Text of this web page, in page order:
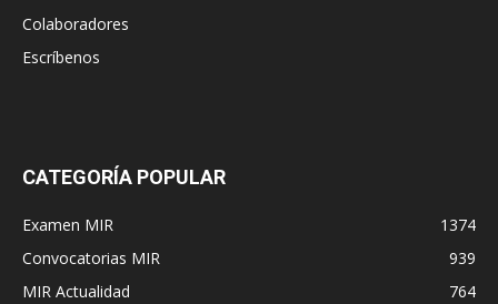
Colaboradores
Escríbenos
CATEGORÍA POPULAR
Examen MIR
1374
Convocatorias MIR
939
MIR Actualidad
764